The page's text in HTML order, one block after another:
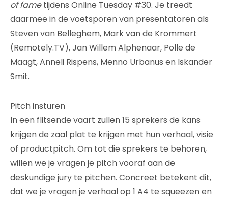
of fametijdens Online Tuesday #30. Je treedt
daarmee in de voetsporen van presentatoren als
Steven van Belleghem, Mark van de Krommert
(Remotely.TV), Jan Willem Alphenaar, Polle de
Maagt, Anneli Rispens, Menno Urbanus en Iskander
Smit.
Pitch insturen
In een flitsende vaart zullen 15 sprekers de kans
krijgen de zaal plat te krijgen met hun verhaal, visie
of productpitch. Om tot die sprekers te behoren,
willen we je vragen je pitch vooraf aan de
deskundige jury te pitchen. Concreet betekent dit,
dat we je vragen je verhaal op 1 A4 te squeezen en